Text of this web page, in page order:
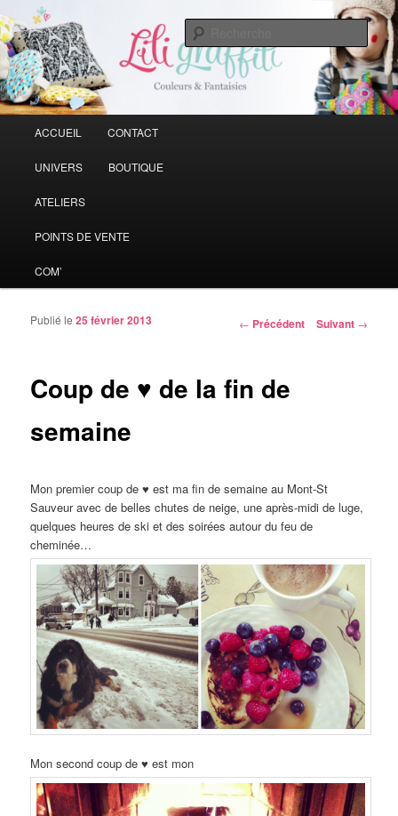
Liligraffiti
Vive la couleur qui rend la vie plus belle
Aller au contenu principal
Aller au contenu secondaire
ACCUEIL CONTACT
UNIVERS BOUTIQUE
ATELIERS
POINTS DE VENTE
COM’
Navigation des articles
← Précédent Suivant →
Coup de ♥ de la fin de
semaine
Publié le25 février 2013
Mon premier coup de ♥ est ma fin de semaine au Mont-St
Sauveur avec de belles chutes de neige, une après-midi de luge,
quelques heures de ski et des soirées autour du feu de
cheminée…
Mon second coup de ♥ est mon